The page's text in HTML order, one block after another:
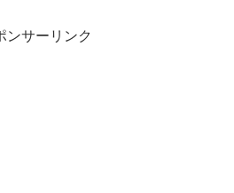
ンサーリンク